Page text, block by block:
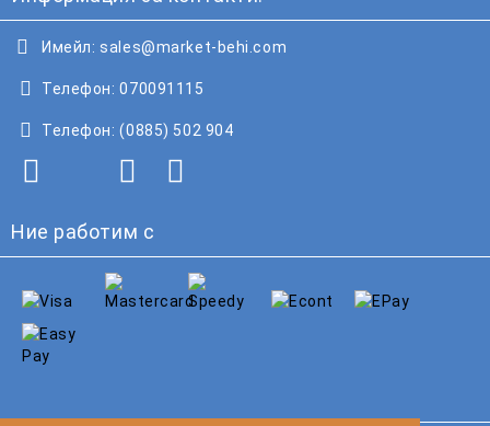
Имейл: sales@market-behi.com
Телефон: 070091115
Телефон: (0885) 502 904
Ние работим с